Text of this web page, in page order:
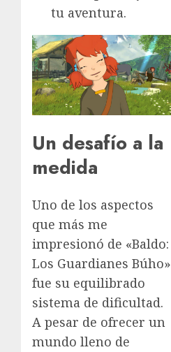
tu aventura.
Un desafío a la
medida
Uno de los aspectos
que más me
impresionó de «Baldo:
Los Guardianes Búho»
fue su equilibrado
sistema de dificultad.
A pesar de ofrecer un
mundo lleno de